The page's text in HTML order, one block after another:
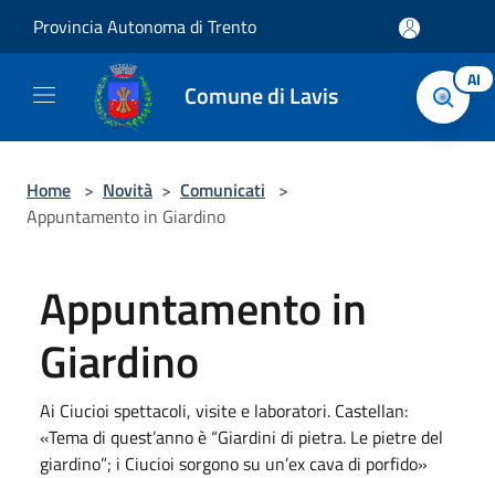
Provincia Autonoma di Trento
Comune di Lavis AI
Home > Novità > Comunicati >
Appuntamento in Giardino
Appuntamento in
Giardino
Ai Ciucioi spettacoli, visite e laboratori. Castellan:
«Tema di quest’anno è “Giardini di pietra. Le pietre del
giardino”; i Ciucioi sorgono su un’ex cava di porfido»